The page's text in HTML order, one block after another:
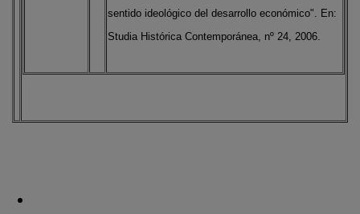
sentido ideológico del desarrollo económico". En:
Studia Histórica Contemporánea, nº 24, 2006.